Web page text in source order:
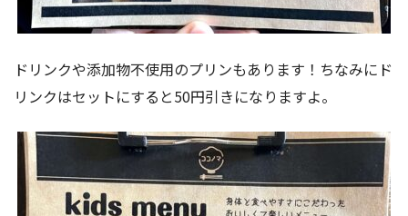
ドリンクや添加物不使用のプリンもあります！ちなみにド
リンクはセットにすると50円引きになりますよ。